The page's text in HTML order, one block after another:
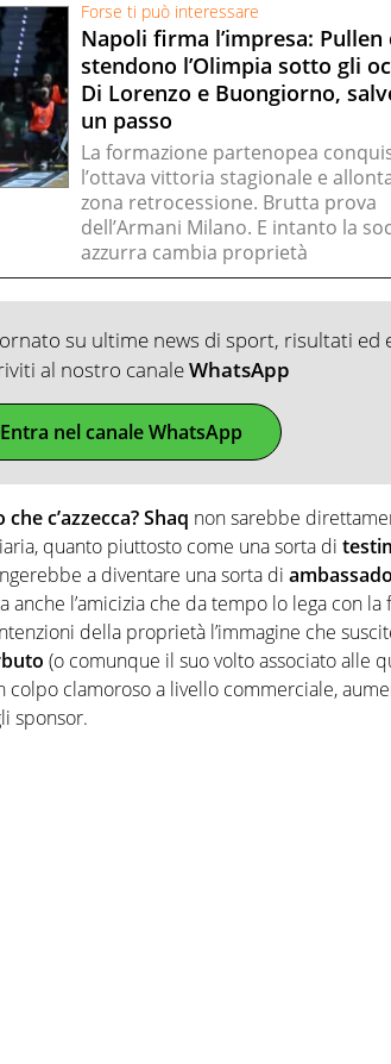
Forse ti può interessare
Napoli firma l’impresa: Pullen
stendono l’Olimpia sotto gli
Di Lorenzo e Buongiorno,
un passo
La formazione partenopea
l’ottava vittoria stagionale e
zona retrocessione. Brutta prova
dell’Armani Milano. E intanto la
azzurra cambia proprietà
su ultime news di sport, risultati ed
al nostro canaleWhatsApp
Entra nel canale WhatsApp
c’azzecca? Shaq non sarebbe
quanto piuttosto come una sorta di
a diventare una sorta di
anche l’amicizia che da tempo lo lega con la
della proprietà l’immagine che
(o comunque il suo volto associato alle
colpo clamoroso a livello commerciale,
sponsor.